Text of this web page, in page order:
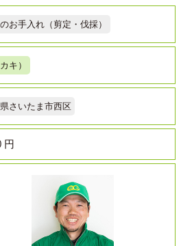
お手入れ（剪定・伐採）
キ）
さいたま市西区
円